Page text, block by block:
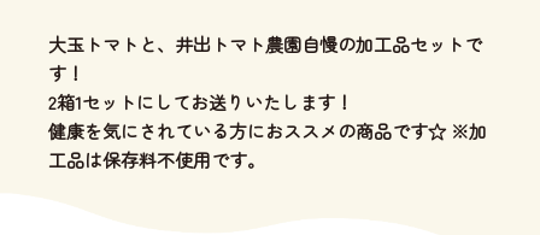
大玉トマトと、井出トマト農園自慢の加工品セットで
す！
2箱1セットにしてお送りいたします！
健康を気にされている方におススメの商品です☆ ※加
工品は保存料不使用です。